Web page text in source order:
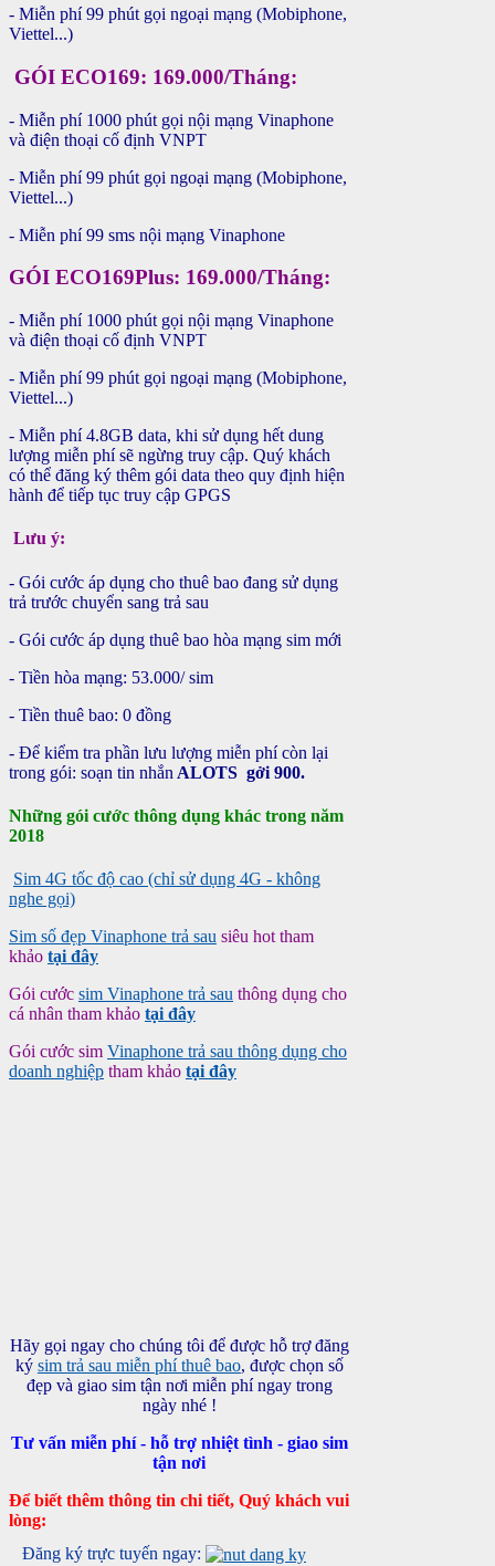
- Miễn phí 99 phút gọi ngoại mạng (Mobiphone,
Viettel...)
GÓI ECO169: 169.000/Tháng:
- Miễn phí 1000 phút gọi nội mạng Vinaphone
và điện thoại cố định VNPT
- Miễn phí 99 phút gọi ngoại mạng (Mobiphone,
Viettel...)
- Miễn phí 99 sms nội mạng Vinaphone
GÓI ECO169Plus: 169.000/Tháng:
- Miễn phí 1000 phút gọi nội mạng Vinaphone
và điện thoại cố định VNPT
- Miễn phí 99 phút gọi ngoại mạng (Mobiphone,
Viettel...)
- Miễn phí 4.8GB data, khi sử dụng hết dung
lượng miễn phí sẽ ngừng truy cập. Quý khách
có thể đăng ký thêm gói data theo quy định hiện
hành để tiếp tục truy cập GPGS
Lưu ý:
- Gói cước áp dụng cho thuê bao đang sử dụng
trả trước chuyển sang trả sau
- Gói cước áp dụng thuê bao hòa mạng sim mới
- Tiền hòa mạng: 53.000/ sim
- Tiền thuê bao: 0 đồng
- Để kiểm tra phần lưu lượng miễn phí còn lại
trong gói: soạn tin nhắn ALOTS gởi 900.
Những gói cước thông dụng khác trong năm
2018
Sim 4G tốc độ cao (chỉ sử dụng 4G - không
nghe gọi)
Sim số đẹp Vinaphone trả sau siêu hot tham
khảo tại đây
Gói cước sim Vinaphone trả sau thông dụng cho
cá nhân tham khảo tại đây
Gói cước sim Vinaphone trả sau thông dụng cho
doanh nghiệp tham khảo tại đây
Hãy gọi ngay cho chúng tôi để được hỗ trợ đăng
ký sim trả sau miễn phí thuê bao, được chọn số
đẹp và giao sim tận nơi miễn phí ngay trong
ngày nhé !
Tư vấn miễn phí - hỗ trợ nhiệt tình - giao sim
tận nơi
Để biết thêm thông tin chi tiết, Quý khách vui
lòng:
Đăng ký trực tuyến ngay: